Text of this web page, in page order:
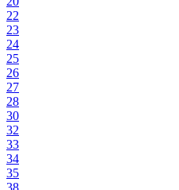
22
23
24
25
26
27
28
30
32
33
34
35
38